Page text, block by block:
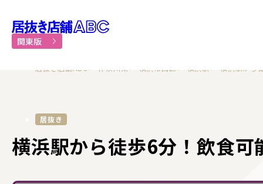
居抜き物件・貸店舗での飲
関東版
居抜き店舗ABC 神奈川県 横浜市西区 横浜駅 横浜駅から
居抜き
横浜駅から徒歩6分！飲食可